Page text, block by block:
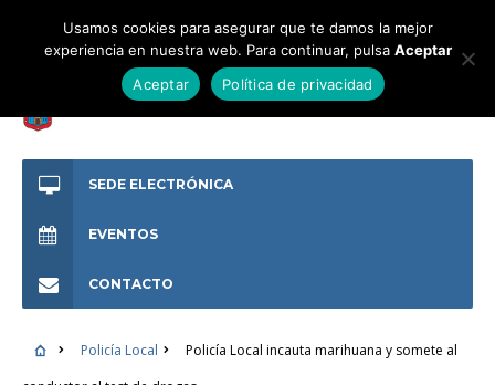
SEDE ELECTRÓNICA
EVENTOS
CONTACTO
Policía Local
Policía Local incauta marihuana y somete al
Usamos cookies para asegurar que te damos la mejor
experiencia en nuestra web. Para continuar, pulsa Aceptar
Aceptar
Política de privacidad